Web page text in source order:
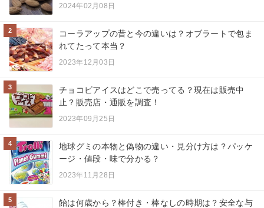
2024年02月08日
2
コーラアップの昔と今の違いは？オブラートで包ま
れてたって本当？
2023年12月03日
3
チョコビアイスはどこで売ってる？現在は販売中
止？販売店・通販を調査！
2023年09月25日
4
地球グミの本物と偽物の違い・見分け方は？パッケ
ージ・値段・味で分かる？
2023年11月28日
5
飴は何歳から？棒付き・棒なしの時期は？安全な与